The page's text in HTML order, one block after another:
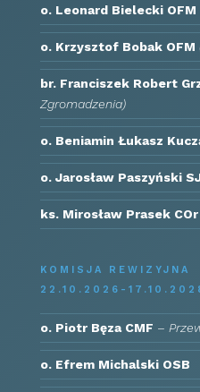
o. Leonard Bielecki OFM
o. Krzysztof Bobak OFM
br. Franciszek Robert
Zgromadzenia)
o. Beniamin Łukasz
o. Jarosław Paszyński
ks. Mirosław Prasek COr
KOMISJA REWIZYJNA
22.10.2026-
o. Piotr Bęza CMF –
o. Efrem Michalski OSB